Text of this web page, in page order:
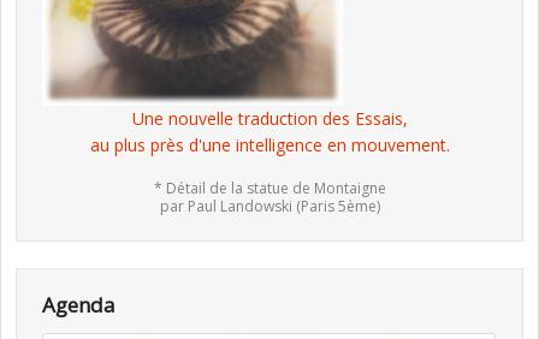
Une nouvelle traduction des Essais,
au plus près d'une intelligence en mouvement.
* Détail de la statue de Montaigne
par Paul Landowski (Paris 5ème)
Agenda